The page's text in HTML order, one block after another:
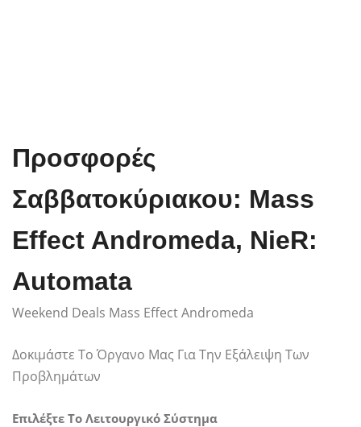
Προσφορές
Σαββατοκύριακου: Mass
Effect Andromeda, NieR:
Automata
Weekend Deals Mass Effect Andromeda
Δοκιμάστε Το Όργανο Μας Για Την Εξάλειψη Των
Προβλημάτων
Επιλέξτε Το Λειτουργικό Σύστημα